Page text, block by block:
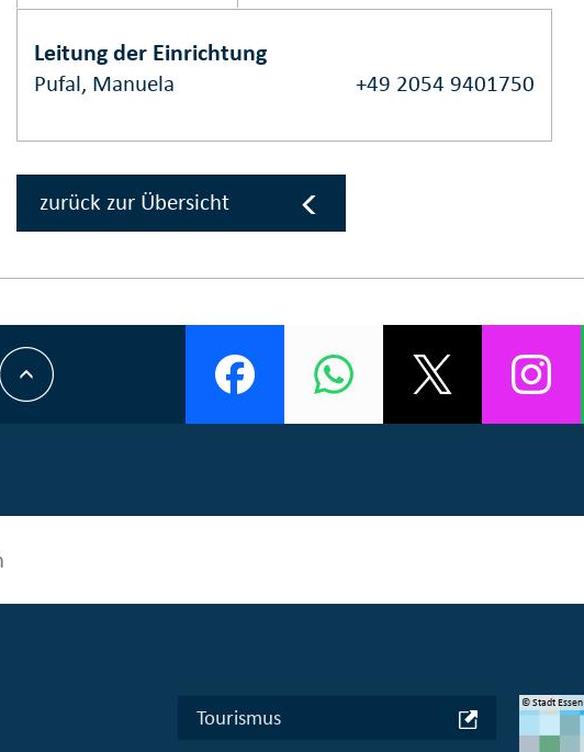
Leitung der Einrichtung
Pufal, Manuela +49 2054 9401750
zurück zur Übersicht
Tourismus
© Stadt Essen